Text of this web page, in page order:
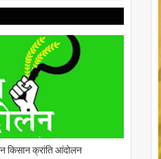
किसान क्रांति आंदोलन